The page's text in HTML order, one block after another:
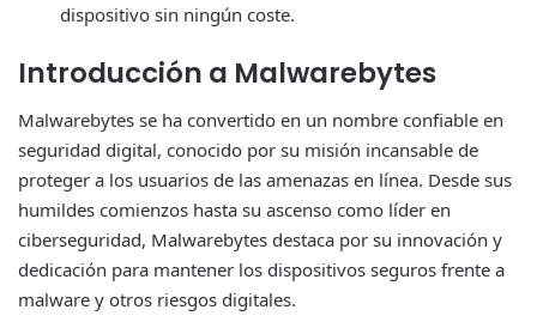
dispositivo sin ningún coste.
Introducción a Malwarebytes
Malwarebytes se ha convertido en un nombre confiable en
seguridad digital, conocido por su misión incansable de
proteger a los usuarios de las amenazas en línea. Desde sus
humildes comienzos hasta su ascenso como líder en
ciberseguridad, Malwarebytes destaca por su innovación y
dedicación para mantener los dispositivos seguros frente a
malware y otros riesgos digitales.